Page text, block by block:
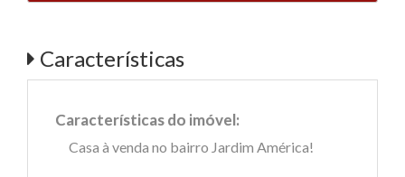
Características
Características do imóvel:
Casa à venda no bairro Jardim América!